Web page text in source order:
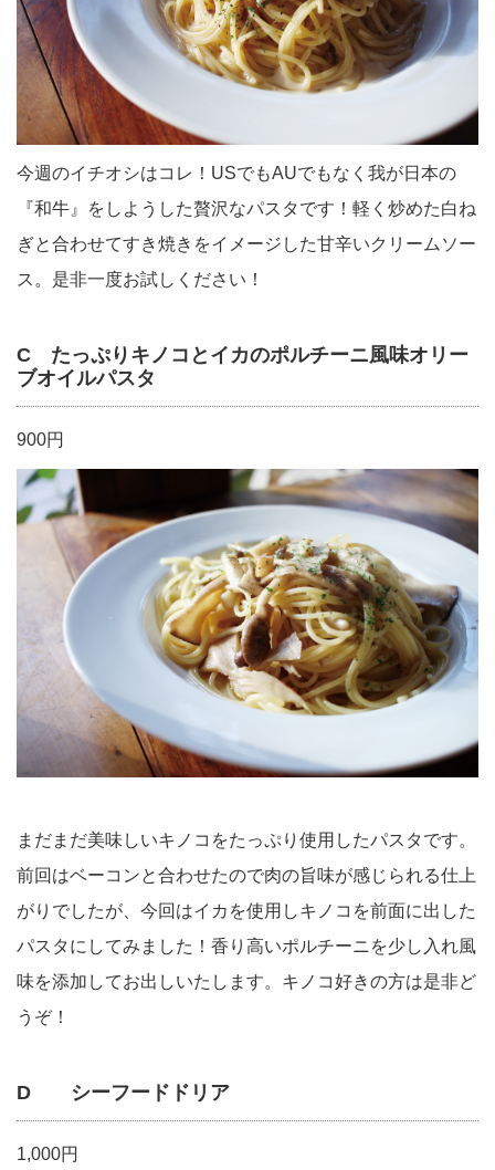
今週のイチオシはコレ！USでもAUでもなく我が日本の
『和牛』をしようした贅沢なパスタです！軽く炒めた白ね
ぎと合わせてすき焼きをイメージした甘辛いクリームソー
ス。是非一度お試しください！
C たっぷりキノコとイカのポルチーニ風味オリー
ブオイルパスタ
900円
まだまだ美味しいキノコをたっぷり使用したパスタです。
前回はベーコンと合わせたので肉の旨味が感じられる仕上
がりでしたが、今回はイカを使用しキノコを前面に出した
パスタにしてみました！香り高いポルチーニを少し入れ風
味を添加してお出しいたします。キノコ好きの方は是非ど
うぞ！
D シーフードドリア
1,000円